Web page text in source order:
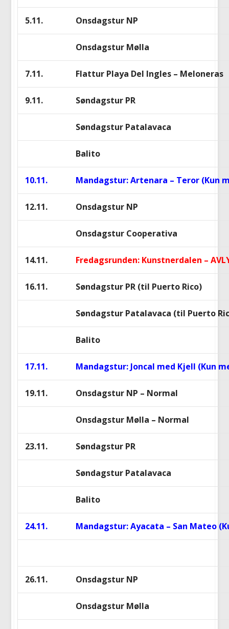
5.11. Onsdagstur NP
Onsdagstur Mølla
7.11. Flattur Playa Del Ingles – Meloneras
9.11. Søndagstur PR
Søndagstur Patalavaca
Balito
10.11. Mandagstur: Artenara – Teror (Kun
12.11. Onsdagstur NP
Onsdagstur Cooperativa
14.11. Fredagsrunden: Kunstnerdalen –
16.11. Søndagstur PR (til Puerto Rico)
Søndagstur Patalavaca (til Puerto
Balito
17.11. Mandagstur: Joncal med Kjell (Kun
19.11. Onsdagstur NP – Normal
Onsdagstur Mølla – Normal
23.11. Søndagstur PR
Søndagstur Patalavaca
Balito
24.11. Mandagstur: Ayacata – San Mateo
26.11. Onsdagstur NP
Onsdagstur Mølla